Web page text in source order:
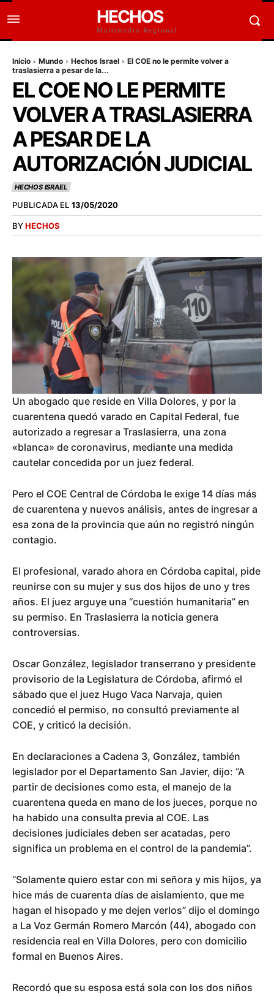
HECHOS
Multimedio Regional
Inicio Mundo Hechos Israel
El COE no le permite volver a
traslasierra a pesar de la...
EL COE NO LE PERMITE
VOLVER A TRASLASIERRA
A PESAR DE LA
AUTORIZACIÓN JUDICIAL
HECHOS ISRAEL
PUBLICADA EL 13/05/2020
BYHECHOS
Un abogado que reside en Villa Dolores, y por la
cuarentena quedó varado en Capital Federal, fue
autorizado a regresar a Traslasierra, una zona
«blanca» de coronavirus, mediante una medida
cautelar concedida por un juez federal.
Pero el COE Central de Córdoba le exige 14 días más
de cuarentena y nuevos análisis, antes de ingresar a
esa zona de la provincia que aún no registró ningún
contagio.
El profesional, varado ahora en Córdoba capital, pide
reunirse con su mujer y sus dos hijos de uno y tres
años. El juez arguye una “cuestión humanitaria” en
su permiso. En Traslasierra la noticia genera
controversias.
Oscar González, legislador transerrano y presidente
provisorio de la Legislatura de Córdoba, afirmó el
sábado que el juez Hugo Vaca Narvaja, quien
concedió el permiso, no consultó previamente al
COE, y criticó la decisión.
En declaraciones a Cadena 3, González, también
legislador por el Departamento San Javier, dijo: “A
partir de decisiones como esta, el manejo de la
cuarentena queda en mano de los jueces, porque no
ha habido una consulta previa al COE. Las
decisiones judiciales deben ser acatadas, pero
significa un problema en el control de la pandemia”.
“Solamente quiero estar con mi señora y mis hijos, ya
hice más de cuarenta días de aislamiento, que me
hagan el hisopado y me dejen verlos” dijo el domingo
a La Voz Germán Romero Marcón (44), abogado con
residencia real en Villa Dolores, pero con domicilio
formal en Buenos Aires.
Recordó que su esposa está sola con los dos niños